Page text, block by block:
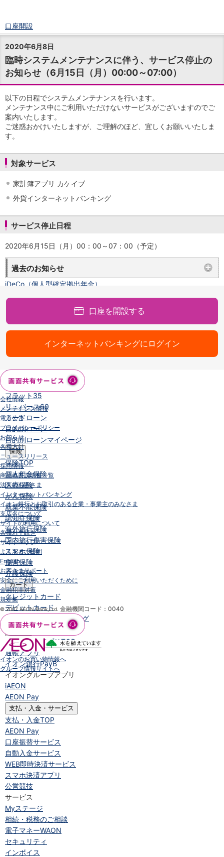
口座開設
ログイン
チャット
メニュー
商品・サービス
預金
円預金TOP
普通預金
定期預金
積立式定期預金
外貨預金
外貨定期預金
資産運用
投資信託 TOP
投信つみたて
NISA
金銭信託のしくみ
取扱商品一覧
iDeCo・国民年金基金
iDeCo（個人型確定拠出年金）
ロボアドバイザークラウドファンディング
TOP
WealthNavi for イオン銀行（ロボアドバイザー）
まいクラウドファンディング
新規お借入れの方
お借換えの方
フラット35
リ・バース60
カードローン
目的別ローン
目的別ローンマイページ
保険
保険TOP
個人年金保険
医療保険
がん保険
就業不能保険
認知症保険
海外旅行保険
国内旅行傷害保険
スマホ保険
傷害保険
介護保険
カード
クレジットカード
デビットカード
インターネットバンキング
アプリ
イオン銀行アプリTOP
通帳アプリ
イオン銀行PayB
イオングループアプリ
iAEON
AEON Pay
支払・入金・サービス
支払・入金TOP
AEON Pay
口座振替サービス
自動入金サービス
WEB即時決済サービス
スマホ決済アプリ
公営競技
サービス
Myステージ
相続・税務のご相談
電子マネーWAON
セキュリティ
インボイス
2020年6月8日
臨時システムメンテナンスに伴う、サービス停止の
お知らせ（6月15日（月）00:00～07:00）
以下の日程でシステムメンテナンスを行います。
メンテナンス中にご利用いただけないサービスがございますのでご
案内いたします。
ご迷惑おかけいたしますが、ご理解のほど、宜しくお願いいたしま
す。
対象サービス
家計簿アプリ カケイブ
外貨インターネットバンキング
サービス停止日程
2020年6月15日（月）00：00～07：00（予定）
過去のお知らせ
口座を開設する
インターネットバンキングにログイン
会社情報
メンテナンス情報
電子公告
プライバシーポリシー
お知らせ
各種方針
ニュースリリース
採用情報
商品概要説明書一覧
法人のお客さま
インターネットバンキング
イオン銀行とお取引のある企業・事業主のみなさま
支店名について
サイトの利用について
各種お手続き
サイトマップ
よくあるご質問
English
お客さまサポート
安全にご利用いただくために
金融犯罪対策
規定集
© 2007 AEON Bank,Ltd. 金融機関コード：0040
イオンのお買い物情報へ
グループ情報サイトへ